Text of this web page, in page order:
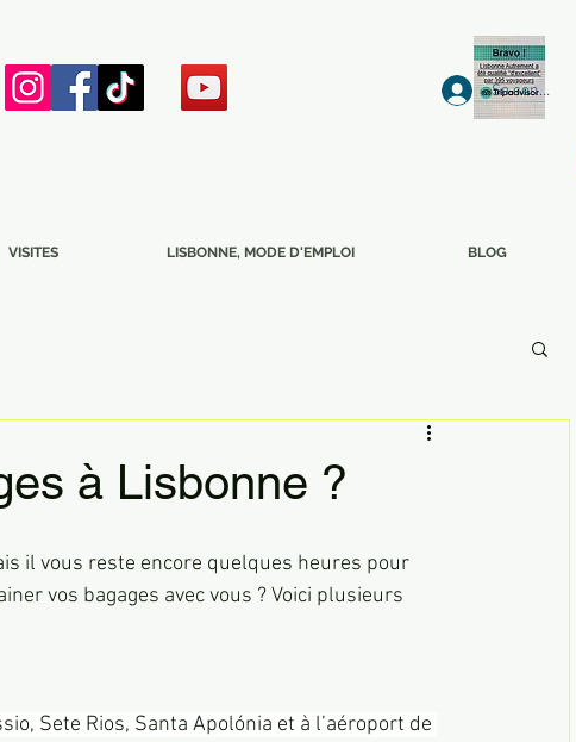
Se connecter
VISITES LISBONNE, MODE D'EMPLOI BLOG
à Lisbonne ?
il vous reste encore quelques heures pour
vos bagages avec vous ? Voici plusieurs
Sete Rios, Santa Apolónia et à l’aéroport de